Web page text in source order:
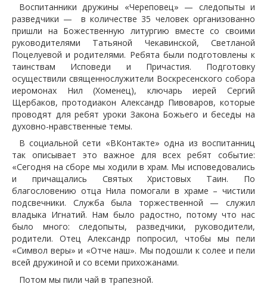
Воспитанники дружины «Череповец» — следопыты и
разведчики — в количестве 35 человек организованно
пришли на Божественную литургию вместе со своими
руководителями Татьяной Чекавинской, Светланой
Поцелуевой и родителями. Ребята были подготовлены к
таинствам Исповеди и Причастия. Подготовку
осуществили священнослужители Воскресенского собора
иеромонах Нил (Хоменец), ключарь иерей Сергий
Щербаков, протодиакон Александр Пивоваров, которые
проводят для ребят уроки Закона Божьего и беседы на
духовно-нравственные темы.
В социальной сети «ВКонтакте» одна из воспитанниц
так описывает это важное для всех ребят событие:
«Сегодня на сборе мы ходили в храм. Мы исповедовались
и причащались Святых Христовых Таин. По
благословению отца Нила помогали в храме – чистили
подсвечники. Служба была торжественной — служил
владыка Игнатий. Нам было радостно, потому что нас
было много: следопыты, разведчики, руководители,
родители. Отец Александр попросил, чтобы мы пели
«Символ веры» и «Отче наш». Мы подошли к солее и пели
всей дружиной и со всеми прихожанами.
Потом мы пили чай в трапезной.